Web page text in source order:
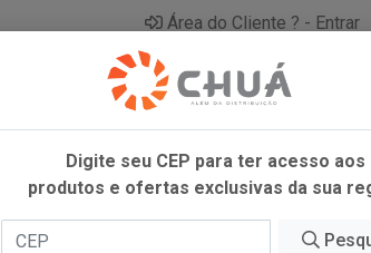
Área do Cliente ? - Entrar
Digite seu CEP para ter acesso aos
produtos e ofertas exclusivas da sua